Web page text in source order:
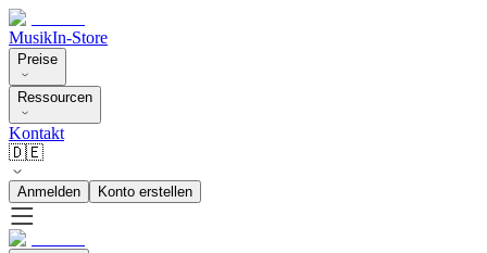
MusikIn-Store
Preise
Ressourcen
Kontakt
🇩🇪
Anmelden Konto erstellen